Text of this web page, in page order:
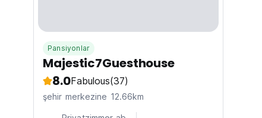
Pansiyonlar
Majestic7Guesthouse
8.0Fabulous(37)
şehir merkezine 12.66km